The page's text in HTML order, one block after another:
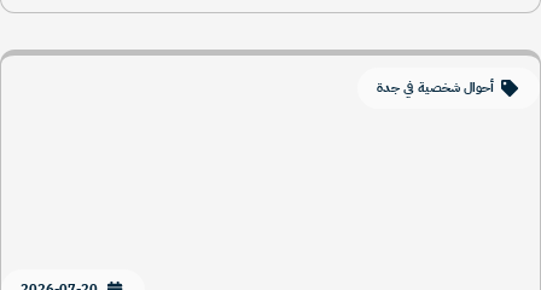
أحوال شخصية في جدة